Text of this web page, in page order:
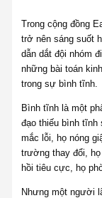
Trong cộng đồng
trở nên sáng suốt
dẫn dắt đội nhóm
những bài toán
trong sự bình tĩnh.
Bình tĩnh là một
đạo thiếu bình tĩnh
mắc lỗi, họ nóng
trường thay đổi,
hồi tiêu cực, họ
Nhưng một người